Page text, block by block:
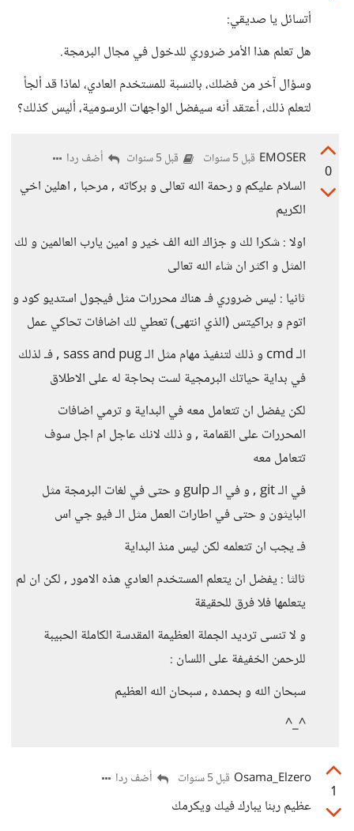
أتسائل يا صديقي:
هل تعلم هذا الأمر ضروري للدخول في مجال البرمجة.
وسؤال آخر من فضلك، بالنسبة للمستخدم العادي، لماذا قد ألجأ
لتعلم ذلك، أعتقد أنه سيفضل الواجهات الرسومية، أليس كذلك؟
0
EMOSER قبل 5 سنوات قبل 5 سنوات أضف ردا
السلام عليكم و رحمة الله تعالى و بركاته , مرحبا , اهلين اخي
الكريم
اولا : شكرا لك و جزاك الله الف خير و امين يارب العالمين و لك
المثل و اكثر ان شاء الله تعالى
ثانيا : ليس ضروري فـ هناك محررات مثل فيجول استديو كود و
اتوم و براكيتس (الذي انتهى) تعطي لك اضافات تحاكي عمل
الـ cmd و ذلك لتنفيذ مهام مثل الـ sass and pug , فـ لذلك
في بداية حياتك البرمجية لست بحاجة له على الاطلاق
لكن يفضل ان تتعامل معه في البداية و ترمي اضافات
المحررات على القمامة , و ذلك لانك عاجل ام اجل سوف
تتعامل معه
في الـ git , و في الـ gulp و حتى في لغات البرمجة مثل
البايثون و حتى في اطارات العمل مثل الـ فيو جي اس
فـ يجب ان تتعلمه لكن ليس منذ البداية
ثالثا : يفضل ان يتعلم المستخدم العادي هذه الامور , لكن ان لم
يتعلمها فلا فرق للحقيقة
و لا تنسى ترديد الجملة العظيمة المقدسة الكاملة الحبيبة
للرحمن الخفيفة على اللسان :
سبحان الله و بحمده , سبحان الله العظيم
^_^
1
Osama_Elzero قبل 5 سنوات أضف ردا
عظيم ربنا يبارك فيك ويكرمك